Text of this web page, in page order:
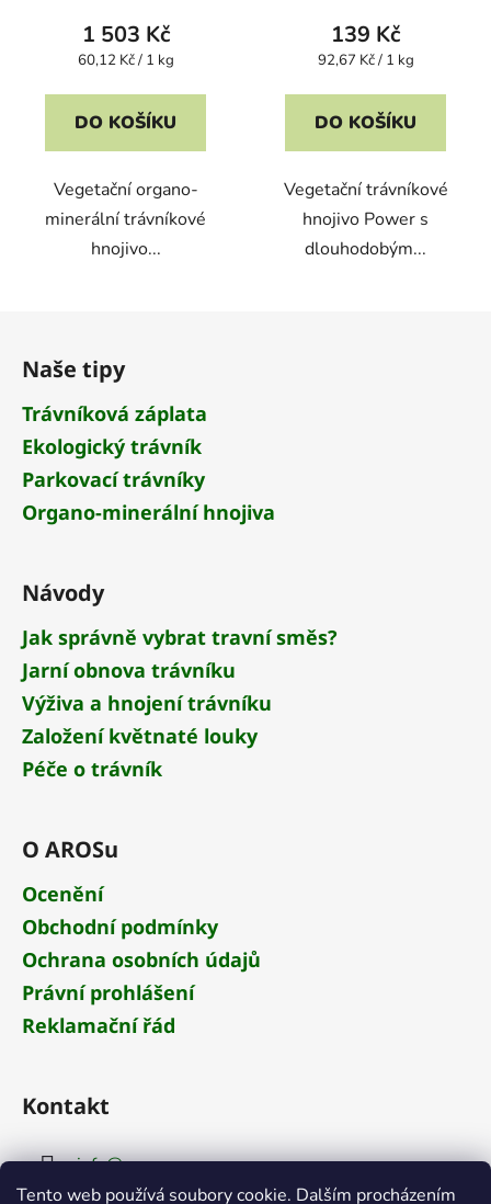
Tento web používá soubory cookie. Dalším procházením
1 503 Kč
Měrná
60,12 Kč / 1 kg
DO KOŠÍKU
Vegetační organo-
minerální trávníkové
hnojivo...
139 Kč
Měrná
92,67 Kč / 1 kg
DO KOŠÍKU
Vegetační trávníkové
hnojivo Power s
dlouhodobým...
Naše tipy
Trávníková záplata
Ekologický trávník
Parkovací trávníky
Organo-minerální hnojiva
Návody
Jak správně vybrat travní směs?
Jarní obnova trávníku
Výživa a hnojení trávníku
Založení květnaté louky
Péče o trávník
O AROSu
Ocenění
Obchodní podmínky
Ochrana osobních údajů
Právní prohlášení
Reklamační řád
Kontakt
info@aros.cz